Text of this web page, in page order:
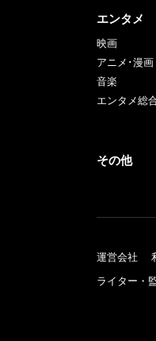
エンタメ
映画
アニメ･漫画
音楽
エンタメ総
その他
運営会社
ライター・